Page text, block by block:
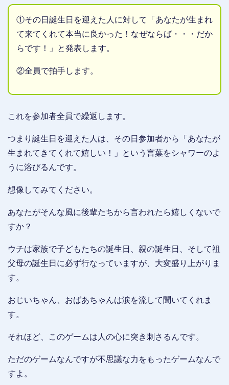
①その日誕生日を迎えた人に対して「あなたが生まれ
て来てくれて本当に良かった！なぜならば・・・だか
らです！」と発表します。
②全員で拍手します。
これを参加者全員で繰返します。
つまり誕生日を迎えた人は、その日参加者から「あなたが
生まれてきてくれて嬉しい！」という言葉をシャワーのよ
うに浴びるんです。
想像してみてください。
あなたがそんな風に後輩たちから言われたら嬉しくないで
すか？
ウチは家族で子どもたちの誕生日、親の誕生日、そして祖
父母の誕生日に必ず行なっていますが、大変盛り上がりま
す。
おじいちゃん、おばあちゃんは涙を流して聞いてくれま
す。
それほど、このゲームは人の心に突き刺さるんです。
ただのゲームなんですが不思議な力をもったゲームなんで
すよ。